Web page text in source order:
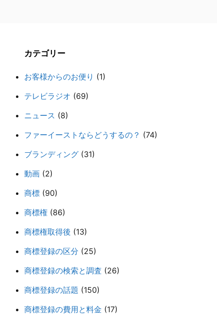
カテゴリー
お客様からのお便り (1)
テレビラジオ (69)
ニュース (8)
ファーイーストならどうするの？ (74)
ブランディング (31)
動画 (2)
商標 (90)
商標権 (86)
商標権取得後 (13)
商標登録の区分 (25)
商標登録の検索と調査 (26)
商標登録の話題 (150)
商標登録の費用と料金 (17)